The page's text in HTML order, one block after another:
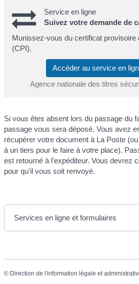
Service en ligne
Suivez votre demande de
Munissez-vous du certificat provisoire
(CPI).
Accéder au service en
Agence nationale des titres
Si vous êtes absent lors du passage du
passage vous sera déposé. Vous avez
récupérer votre document à La Poste
à un tiers pour le faire à votre place).
est retourné à l'expéditeur. Vous devrez
pour qu'il vous soit renvoyé.
Services en ligne et formulaires
© Direction de l'information légale et